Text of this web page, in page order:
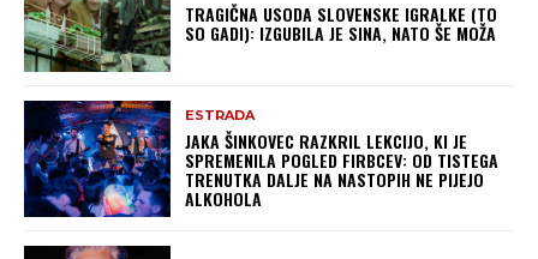
TRAGIČNA USODA SLOVENSKE IGRALKE (TO
SO GADI): IZGUBILA JE SINA, NATO ŠE MOŽA
ESTRADA
JAKA ŠINKOVEC RAZKRIL LEKCIJO, KI JE
SPREMENILA POGLED FIRBCEV: OD TISTEGA
TRENUTKA DALJE NA NASTOPIH NE PIJEJO
ALKOHOLA